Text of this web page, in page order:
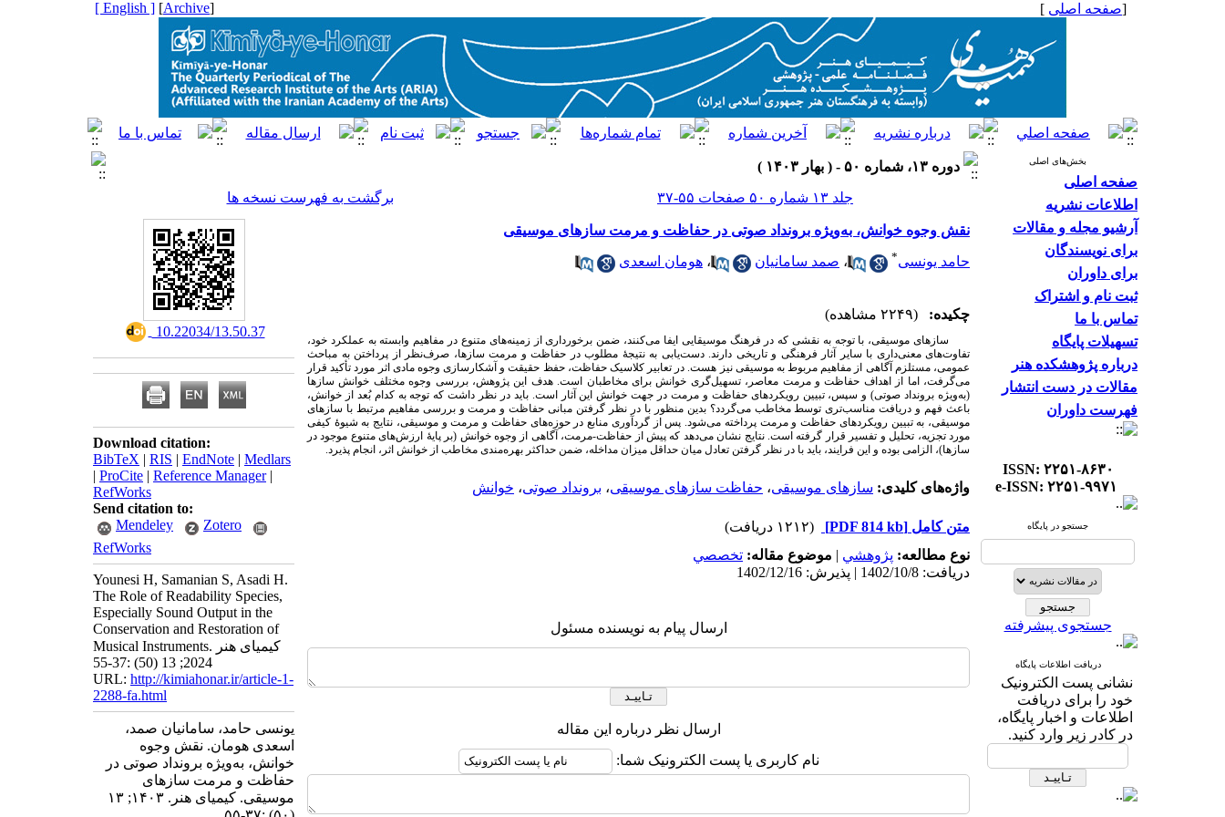
[صفحه اصلی ]
[
Archive
]
[ English ]
بخش‌های اصلی
صفحه اصلی
اطلاعات نشریه
آرشیو مجله و مقالات
برای نویسندگان
برای داوران
ثبت نام و اشتراک
تماس با ما
تسهیلات پایگاه
درباره پژوهشکده هنر
مقالات در دست انتشار
فهرست داوران
ISSN: ۲۲۵۱-۸۶۳۰
e-ISSN: ۲۲۵۱-۹۹۷۱
جستجو در پایگاه
جستجوی پیشرفته
دریافت اطلاعات پایگاه
نشانی پست الکترونیک
خود را برای دریافت
اطلاعات و اخبار پایگاه،
در کادر زیر وارد کنید.
دوره ۱۳، شماره ۵۰ - ( بهار ۱۴۰۳ )
جلد ۱۳ شماره ۵۰ صفحات ۵۵-۳۷
برگشت به فهرست نسخه ها
نقش وجوه خوانش، به‌ویژه برونداد صوتی در حفاظت و مرمت سازهای موسیقی
حامد یونسی* ، صمد سامانیان ، هومان اسعدی
چکیده: (۲۲۴۹ مشاهده)
سازهای موسیقی، با توجه به نقشی که در فرهنگ موسیقایی ایفا می‌کنند، ضمن برخورداری از زمینه‌های متنوع در مفاهیم وابسته به عملکرد خود،
تفاوت‌های معنی‌داری با سایر آثار فرهنگی و تاریخی دارند. دست‌یابی به نتیجۀ مطلوب در حفاظت و مرمت سازها، صرف‌نظر از پرداختن به مباحث
عمومی، مستلزم آگاهی از مفاهیم مربوط به موسیقی نیز هست. در تعابیر کلاسیک حفاظت، حفظ حقیقت و آشکارسازی وجوه مادی اثر مورد تأکید قرار
می‌گرفت، اما از اهداف حفاظت و مرمت معاصر، تسهیل‌گر‌ی‌ خوانش برای مخاطبان است. هدف این پژوهش، بررسی وجوه مختلف خوانش سازها
(به‌ویژه برونداد صوتی) و سپس، تبیین رویکردهای حفاظت و مرمت در جهت خوانش این آثار است. باید در نظر داشت که توجه به کدام بُعد از خوانش،
باعث فهم و دریافتمناسب‌تری توسط مخاطب می‌گردد؟ بدین منظور با در نظر گرفتن مبانی حفاظت و مرمت و بررسی مفاهیم مرتبط با سازهای
موسیقی، به تبیین رویکردهای حفاظت و مرمت پرداخته می‌شود. پس از گردآوری منابع در حوزه‌ها‌ی حفاظت و مرمت و موسیقی، نتایج به شیوۀ کیفی
مورد تجزیه، تحلیل و تفسیر قرار گرفته است. نتایج نشان می‌دهد که پیش از حفاظت-مرمت، آگاهی از وجوه خوانش (بر پایۀ ارزش‌های متنوع موجود در
سازها)، الزامی بوده و این فرایند، باید با در نظر گرفتن تعادل میان حداقل میزان مداخله، ضمن حداکثر بهره‌مندی مخاطب از خوانش اثر، انجام پذیرد.
واژه‌های کلیدی: سازهای موسیقی، حفاظت سازهای موسیقی، برونداد صوتی، خوانش
متن کامل [PDF 814 kb]
(۱۲۱۲ دریافت)
نوع مطالعه: پژوهشي | موضوع مقاله: تخصصي
دریافت: 1402/10/8 | پذیرش: 1402/12/16
ارسال پیام به نویسنده مسئول
ارسال نظر درباره این مقاله
نام کاربری یا پست الکترونیک شما:
‎ 10.22034/13.50.37
Download citation:
BibTeX | RIS | EndNote | Medlars
| ProCite | Reference Manager|
RefWorks
Send citation to:
Mendeley
Zotero
RefWorks
Younesi H, Samanian S, Asadi H.
The Role of Readability Species,
Especially Sound Output in the
Conservation and Restoration of
Musical Instruments. کیمیای هنر
2024; 13 (50) :37-55
URL: http://kimiahonar.ir/article-1-
2288-fa.html
یونسی حامد، سامانیان صمد،
اسعدی هومان. نقش وجوه
خوانش، به‌ویژه برونداد صوتی در
حفاظت و مرمت سازهای
موسیقی. کیمیای هنر. ۱۴۰۳; ۱۳